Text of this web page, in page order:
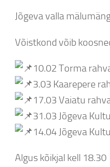
Jõgeva valla
Võistkond võib
10.02 Torma
3.03 Kaarepere
17.03 Vaiatu
31.03 Jõgeva
14.04 Jõgeva
Algus kõikjal kell 18.30